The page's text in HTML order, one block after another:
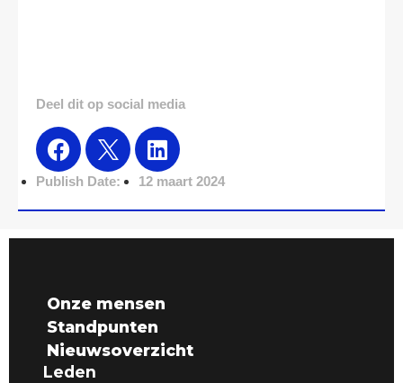
Deel dit op social media
Publish Date: 12 maart 2024
Onze mensen
Standpunten
Nieuwsoverzicht
Leden